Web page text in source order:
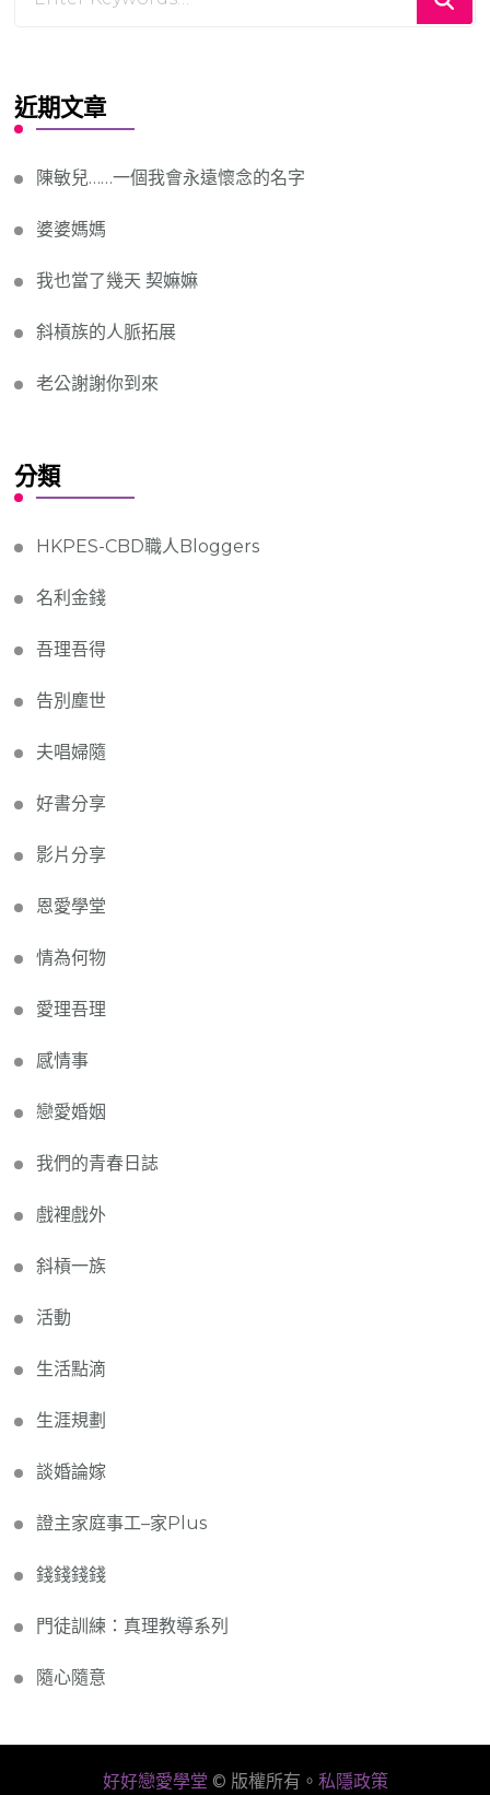
近期文章
陳敏兒……一個我會永遠懷念的名字
婆婆媽媽
我也當了幾天 契嫲嫲
斜槓族的人脈拓展
老公謝謝你到來
分類
HKPES-CBD職人Bloggers
名利金錢
吾理吾得
告別塵世
夫唱婦隨
好書分享
影片分享
恩愛學堂
情為何物
愛理吾理
感情事
戀愛婚姻
我們的青春日誌
戲裡戲外
斜槓一族
活動
生活點滴
生涯規劃
談婚論嫁
證主家庭事工–家Plus
錢錢錢錢
門徒訓練：真理教導系列
隨心隨意
好好戀愛學堂 © 版權所有。 私隱政策